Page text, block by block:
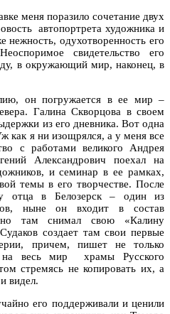
меня поразило сочетание двух
автопортрета художника и
нежность, одухотворенность его
свидетельство его
в окружающий мир, наконец, в
он погружается в ее мир –
Галина Скворцова в своем
из его дневника. Вот одна
я ни изощрялся, а у меня все
с работами великого Андрея
Александрович поехал на
и семинар в ее рамках,
темы в его творчестве. После
отца в Белозерск – один из
ныне он входит в состав
там снимал свою «Калину
создает там свои первые
причем, пишет не только
на весь мир храмы Русского
стремясь не копировать их, а
видел.
его поддерживали и ценили